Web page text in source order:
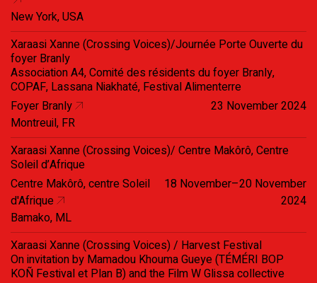
New York, USA
Xaraasi Xanne (Crossing Voices)/Journée Porte Ouverte du
foyer Branly
Association A4, Comité des résidents du foyer Branly,
COPAF, Lassana Niakhaté, Festival Alimenterre
Foyer Branly
Montreuil, FR
23 November 2024
Xaraasi Xanne (Crossing Voices)/ Centre Makôrô, Centre
Soleil d’Afrique
Centre Makôrô, centre Soleil
d'Afrique
Bamako, ML
18 November–20 November
2024
Xaraasi Xanne (Crossing Voices) / Harvest Festival
On invitation by Mamadou Khouma Gueye (TÉMÉRI BOP
KOÑ Festival et Plan B) and the Film W Glissa collective